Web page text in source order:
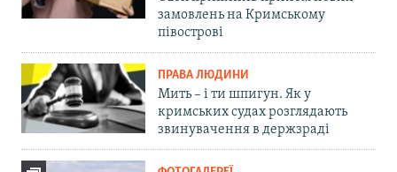
замовлень на Кримському
півострові
ПРАВА ЛЮДИНИ
Мить – і ти шпигун. Як у
кримських судах розглядають
звинувачення в держзраді